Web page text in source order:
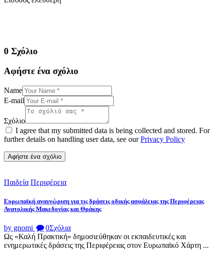
0 Σχόλιο
Αφήστε ένα σχόλιο
Name
E-mail
Σχόλιο
I agree that my submitted data is being collected and stored. For
further details on handling user data, see ourPrivacy Policy
Παιδεία Περιφέρεια
Ευρωπαϊκή αναγνώριση για τις δράσεις οδικής ασφάλειας της Περιφέρειας
Ανατολικής Μακεδονίας και Θράκης
by gnomi 0Σχόλια
Ως «Καλή Πρακτική» δημοσιεύθηκαν οι εκπαιδευτικές και
ενημερωτικές δράσεις της Περιφέρειας στον Ευρωπαϊκό Χάρτη ...